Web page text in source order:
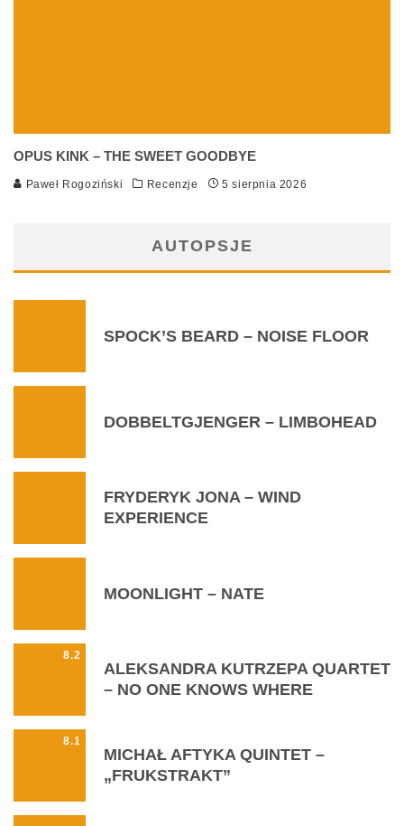
OPUS KINK – THE SWEET GOODBYE
Paweł Rogoziński Recenzje 5 sierpnia 2026
AUTOPSJE
SPOCK’S BEARD – NOISE FLOOR
DOBBELTGJENGER – LIMBOHEAD
FRYDERYK JONA – WIND
EXPERIENCE
MOONLIGHT – NATE
8.2
ALEKSANDRA KUTRZEPA QUARTET
– NO ONE KNOWS WHERE
8.1
MICHAŁ AFTYKA QUINTET –
„FRUKSTRAKT”